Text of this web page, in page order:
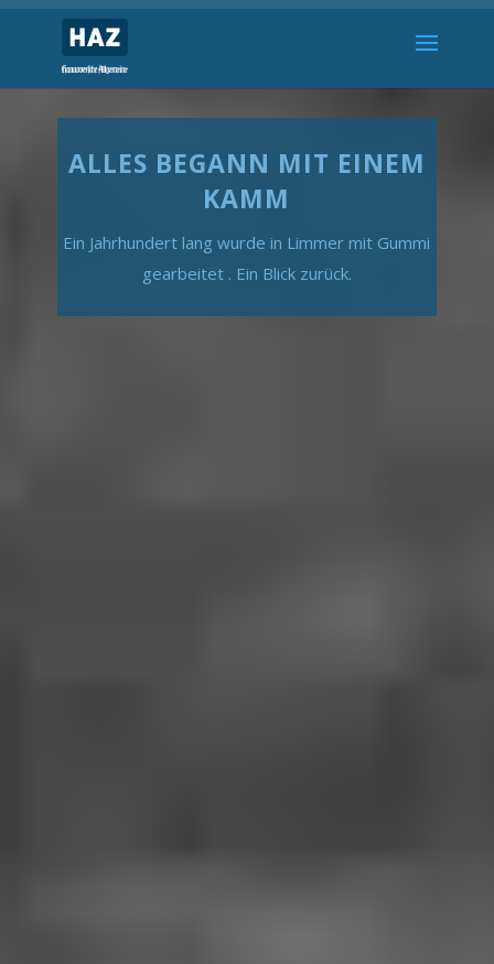
ALLES BEGANN MIT EINEM
KAMM
Ein Jahrhundert lang wurde in Limmer mit Gummi
gearbeitet . Ein Blick zurück.